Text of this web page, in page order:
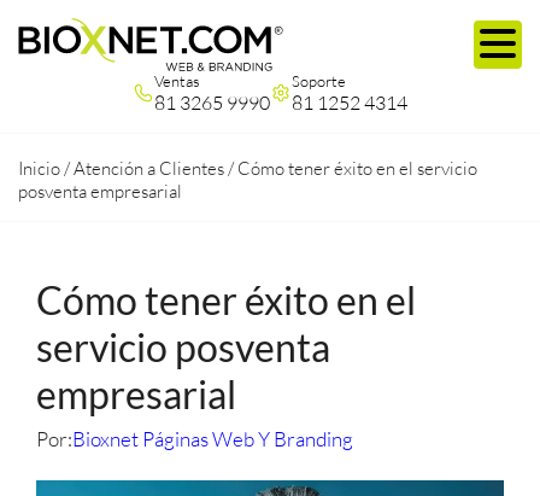
Ventas
81 3265 9990
Soporte
81 1252 4314
Inicio /Atención a Clientes /Cómo tener éxito en el servicio
posventa empresarial
Cómo tener éxito en el
servicio posventa
empresarial
Por:Bioxnet Páginas Web Y Branding